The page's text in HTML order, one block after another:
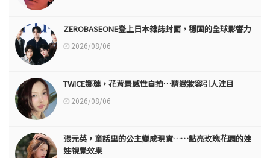
ZEROBASEONE登上日本雜誌封面，穩固的全球影響力
2026/08/06
TWICE娜璉，花背景感性自拍…精緻妝容引人注目
2026/08/06
張元英，童話里的公主變成現實……點亮玫瑰花園的娃
娃視覺效果